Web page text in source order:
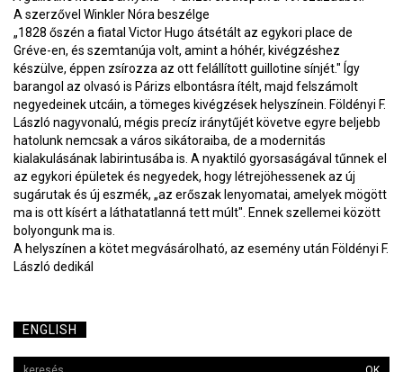
A szerzővel Winkler Nóra beszélge
„1828 őszén a fiatal Victor Hugo átsétált az egykori place de
Gréve-en, és szemtanúja volt, amint a hóhér, kivégzéshez
készülve, éppen zsírozza az ott felállított guillotine sínjét." Így
barangol az olvasó is Párizs elbontásra ítélt, majd felszámolt
negyedeinek utcáin, a tömeges kivégzések helyszínein. Földényi F.
László nagyvonalú, mégis precíz iránytűjét követve egyre beljebb
hatolunk nemcsak a város sikátoraiba, de a modernitás
kialakulásának labirintusába is. A nyaktiló gyorsaságával tűnnek el
az egykori épületek és negyedek, hogy létrejöhessenek az új
sugárutak és új eszmék, „az erőszak lenyomatai, amelyek mögött
ma is ott kísért a láthatatlanná tett múlt". Ennek szellemei között
bolyongunk ma is.
A helyszínen a kötet megvásárolható, az esemény után Földényi F.
László dedikál
ENGLISH